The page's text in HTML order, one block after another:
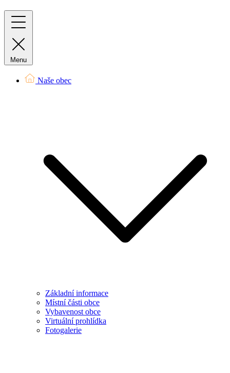
Menu
Naše obec
Základní informace
Místní části obce
Vybavenost obce
Virtuální prohlídka
Fotogalerie